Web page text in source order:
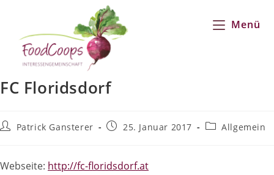
springen
Menü
FC Floridsdorf
Beitrags-
Patrick Gansterer
Beitrag25. Januar 2017
Beitrags-
Allgemein
Webseite: http://fc-floridsdorf.at